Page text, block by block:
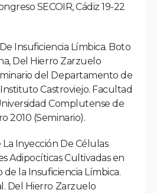
SECOIR, Cádiz 19-22
Insuficiencia Límbica. Boto
Del Hierro Zarzuelo
del Departamento de
Castroviejo. Facultad
Complutense de
2010 (Seminario).
Inyección De Células
Adipocíticas Cultivadas en
la Insuficiencia Límbica.
Del Hierro Zarzuelo